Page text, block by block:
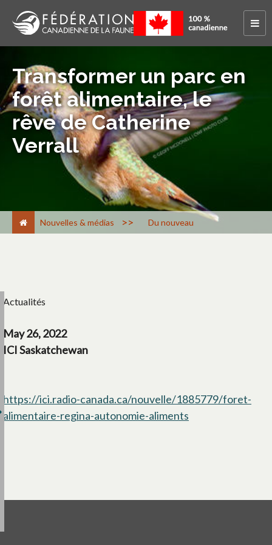
Transformer un parc en
forêt alimentaire, le
rêve de Catherine
Verrall
Nouvelles & médias > Du nouveau
Actualités
May 26, 2022
ICI Saskatchewan
https://ici.radio-canada.ca/nouvelle/1885779/foret-
alimentaire-regina-autonomie-aliments